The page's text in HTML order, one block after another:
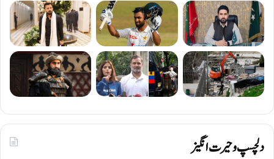
دلچسپ و حیرت انگیز